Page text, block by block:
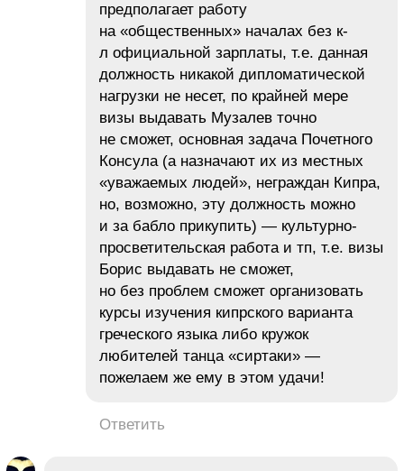
предполагает работу
на «общественных» началах без к-
л официальной зарплаты, т.е. данная
должность никакой дипломатической
нагрузки не несет, по крайней мере
визы выдавать Музалев точно
не сможет, основная задача Почетного
Консула (а назначают их из местных
«уважаемых людей», неграждан Кипра,
но, возможно, эту должность можно
и за бабло прикупить) — культурно-
просветительская работа и тп, т.е. визы
Борис выдавать не сможет,
но без проблем сможет организовать
курсы изучения кипрского варианта
греческого языка либо кружок
любителей танца «сиртаки» —
пожелаем же ему в этом удачи!
Ответить